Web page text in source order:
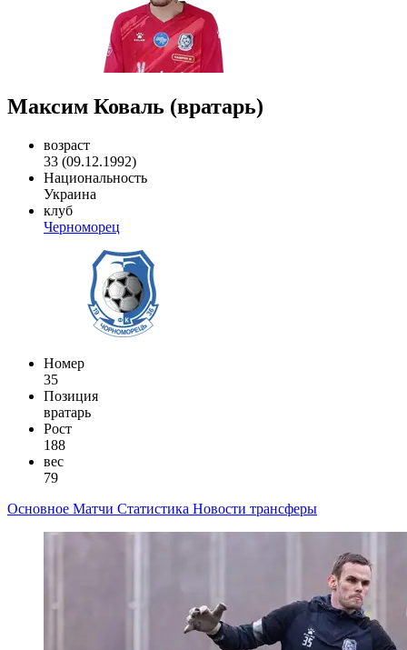
Максим Коваль (вратарь)
возраст
33 (09.12.1992)
Национальность
Украина
клуб
Черноморец
Номер
35
Позиция
вратарь
Рост
188
вес
79
Основное Матчи Статистика Новости трансферы